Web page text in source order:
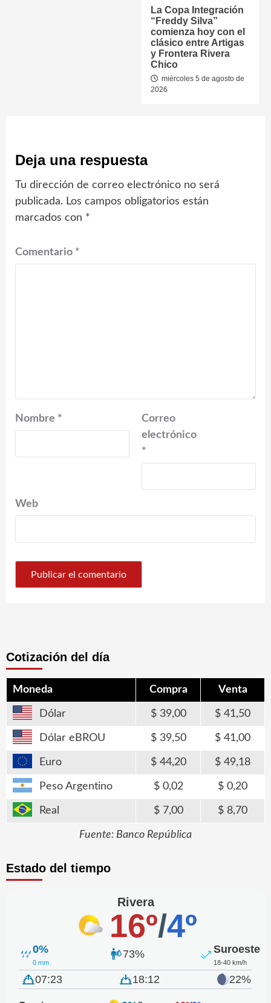
La Copa Integración
“Freddy Silva”
comienza hoy con el
clásico entre Artigas
y Frontera Rivera
Chico
miércoles 5 de agosto de
2026
Deja una respuesta
Tu dirección de correo electrónico no será
publicada. Los campos obligatorios están
marcados con *
Comentario *
Nombre *
Correo
electrónico
*
Web
Cotización del día
Moneda Compra Venta
Dólar 39,00 41,50
Dólar eBROU 39,50 41,00
Euro 44,20 49,18
Peso Argentino 0,02 0,20
Real 7,00 8,70
Fuente: Banco República
Estado del tiempo
Rivera
16º/4º
0%
0 mm
73% Suroeste
18-40 km/h
07:23 18:12 22%